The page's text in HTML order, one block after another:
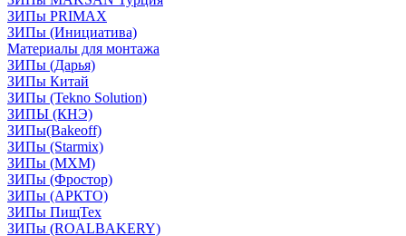
ЗИПы PRIMAX
ЗИПы (Инициатива)
Материалы для монтажа
ЗИПы (Дарья)
ЗИПы Китай
ЗИПы (Tekno Solution)
ЗИПЫ (КНЭ)
ЗИПы(Bakeoff)
ЗИПы (Starmix)
ЗИПы (МХМ)
ЗИПы (Фростор)
ЗИПы (АРКТО)
ЗИПы ПищТех
ЗИПы (ROALBAKERY)